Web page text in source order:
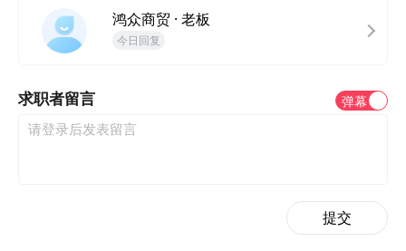
鸿众商贸 · 老板
今日回复
求职者留言 弹幕
提交